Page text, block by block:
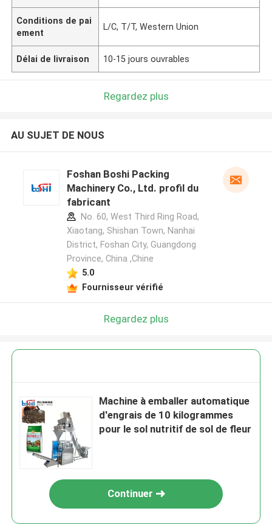
Conditions de pai
ement
L/C, T/T, Western Union
Délai de livraison 10-15 jours ouvrables
Regardez plus
AU SUJET DE NOUS
Foshan Boshi Packing
Machinery Co., Ltd. profil du
fabricant
No. 60, West Third Ring Road,
Xiaotang, Shishan Town, Nanhai
District, Foshan City, Guangdong
Province, China ,Chine
5.0
Fournisseur vérifié
Regardez plus
Machine à emballer automatique
d'engrais de 10 kilogrammes
pour le sol nutritif de sol de fleur
Continuer